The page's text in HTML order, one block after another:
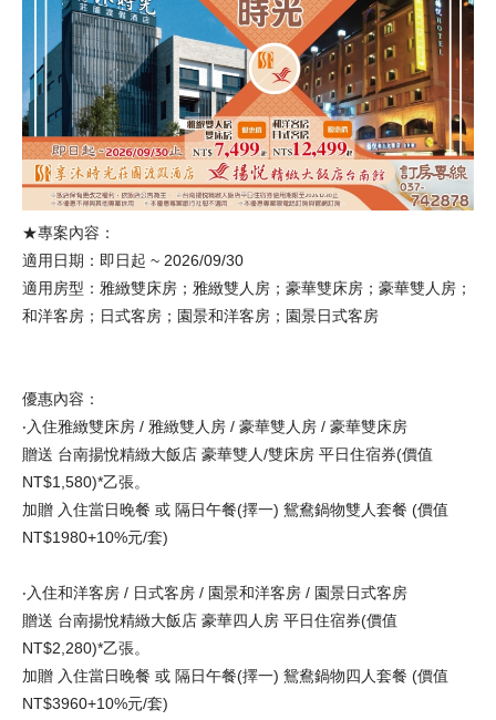
★專案內容：
適用日期：即日起 ~ 2026/09/30
適用房型：雅緻雙床房；雅緻雙人房；豪華雙床房；豪華雙人房；
和洋客房；日式客房；園景和洋客房；園景日式客房
優惠內容：
‧入住雅緻雙床房 / 雅緻雙人房 / 豪華雙人房 / 豪華雙床房
贈送 台南揚悅精緻大飯店 豪華雙人/雙床房 平日住宿券(價值
NT$1,580)*乙張。
加贈 入住當日晚餐 或 隔日午餐(擇一) 鴛鴦鍋物雙人套餐 (價值
NT$1980+10%元/套)
‧入住和洋客房 / 日式客房 / 園景和洋客房 / 園景日式客房
贈送 台南揚悅精緻大飯店 豪華四人房 平日住宿券(價值
NT$2,280)*乙張。
加贈 入住當日晚餐 或 隔日午餐(擇一) 鴛鴦鍋物四人套餐 (價值
NT$3960+10%元/套)